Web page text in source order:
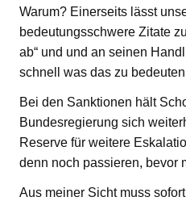
Warum? Einerseits lässt
bedeutungsschwere Zitate
ab“ und und an seinen
schnell was das zu
Bei den Sanktionen hält
Bundesregierung sich
Reserve für weitere
denn noch passieren, bevor
Aus meiner Sicht muss